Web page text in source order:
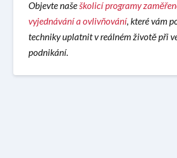
Objevte naše školicí programy
vyjednávání a ovlivňování, které vám
techniky uplatnit v reálném životě při
podnikání.